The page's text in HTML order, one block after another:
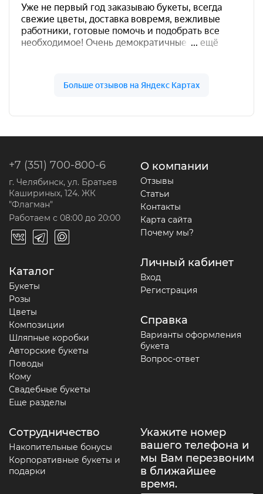
+7 (351) 700-800-6
г. Челябинск, ул. Братьев
Кашириных, 124. ЖК
"Флагман"
Работаем с 08:00 до 20:00
Каталог
Букеты
Розы
Цветы
Композиции
Шляпные коробки
Авторские букеты
Поводы
Кому
Свадебные букеты
Еще разделы
О компании
Отзывы
Статьи
Контакты
Карта сайта
Почему мы?
Личный кабинет
Вход
Регистрация
Справка
Варианты оформления
букета
Вопрос-ответ
Сотрудничество
Накопительные бонусы
Корпоративные букеты и
подарки
Укажите номер
вашего телефона и
мы Вам перезвоним
в ближайшее
время.